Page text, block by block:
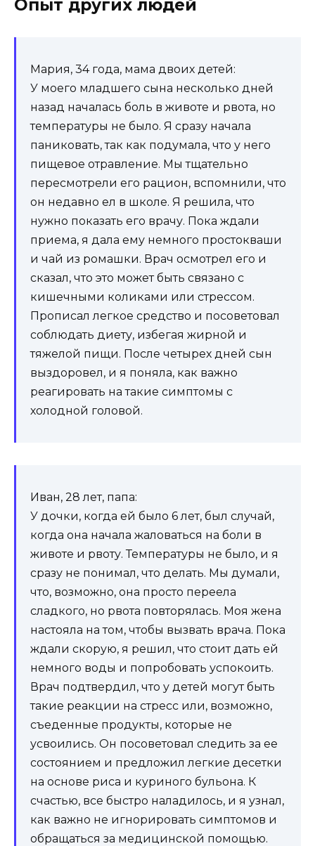
Опыт других людей
Мария, 34 года, мама двоих детей:
У моего младшего сына несколько дней
назад началась боль в животе и рвота, но
температуры не было. Я сразу начала
паниковать, так как подумала, что у него
пищевое отравление. Мы тщательно
пересмотрели его рацион, вспомнили, что
он недавно ел в школе. Я решила, что
нужно показать его врачу. Пока ждали
приема, я дала ему немного простокваши
и чай из ромашки. Врач осмотрел его и
сказал, что это может быть связано с
кишечными коликами или стрессом.
Прописал легкое средство и посоветовал
соблюдать диету, избегая жирной и
тяжелой пищи. После четырех дней сын
выздоровел, и я поняла, как важно
реагировать на такие симптомы с
холодной головой.
Иван, 28 лет, папа:
У дочки, когда ей было 6 лет, был случай,
когда она начала жаловаться на боли в
животе и рвоту. Температуры не было, и я
сразу не понимал, что делать. Мы думали,
что, возможно, она просто переела
сладкого, но рвота повторялась. Моя жена
настояла на том, чтобы вызвать врача. Пока
ждали скорую, я решил, что стоит дать ей
немного воды и попробовать успокоить.
Врач подтвердил, что у детей могут быть
такие реакции на стресс или, возможно,
съеденные продукты, которые не
усвоились. Он посоветовал следить за ее
состоянием и предложил легкие десетки
на основе риса и куриного бульона. К
счастью, все быстро наладилось, и я узнал,
как важно не игнорировать симптомов и
обращаться за медицинской помощью.